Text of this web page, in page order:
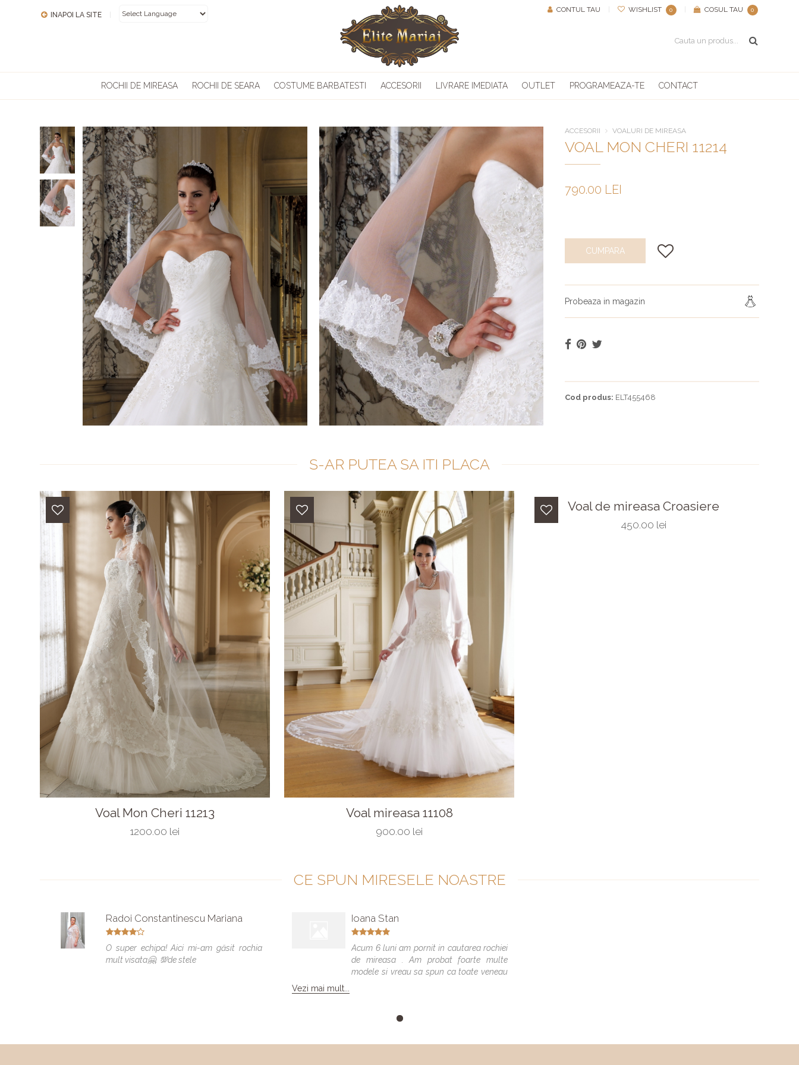
INAPOI LA SITE
CONTUL TAU WISHLIST 0 COSUL TAU 0
ROCHII DE MIREASA ROCHII DE SEARA COSTUME BARBATESTI ACCESORII LIVRARE IMEDIATA OUTLET PROGRAMEAZA-TE CONTACT
ACCESORII VOALURI DE MIREASA
VOAL MON CHERI 11214
790.00 LEI
CUMPARA
Probeaza in magazin
Cod produs: ELT455468
S-AR PUTEA SA ITI PLACA
Voal Mon Cheri 11213
1200.00 lei
Voal mireasa 11108
900.00 lei
Voal de mireasa Croasiere
450.00 lei
CE SPUN MIRESELE NOASTRE
Radoi Constantinescu Mariana
O super echipa! Aici mi-am găsit rochia
mult visata🤗. 💯de stele
Ioana Stan
Acum 6 luni am pornit in cautarea rochiei
de mireasa . Am probat foarte multe
modele si vreau sa spun ca toate veneau
the dress" si a rezistat foarte bine 😍. Va
minuni .❤️❤️
Vezi mai mult...